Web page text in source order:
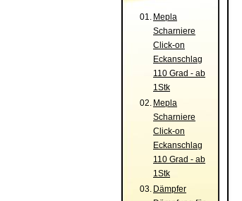
01. Mepla
Scharniere
Click-on
Eckanschlag
110 Grad - ab
1Stk
02. Mepla
Scharniere
Click-on
Eckanschlag
110 Grad - ab
1Stk
03. Dämpfer